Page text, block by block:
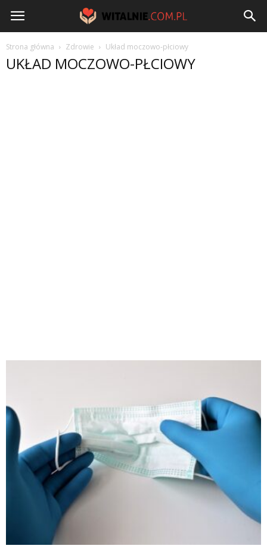
Witalnie.com.pl
Strona główna Zdrowie Układ moczowo-płciowy
UKŁAD MOCZOWO-PŁCIOWY